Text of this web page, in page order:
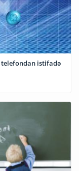
istifadə